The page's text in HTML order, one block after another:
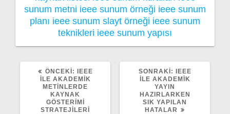
sunum metni ieee sunum örneği ieee sunum
planı ieee sunum slayt örneği ieee sunum
teknikleri ieee sunum yapısı
ÖNCEKI: ÖNCEKI
YAZI:
IEEE
ILE AKADEMIK
METINLERDE
KAYNAK
GÖSTERIMI
STRATEJILERI
SONRAKI: SONRAKI
YAZI:
IEEE
ILE AKADEMIK
YAYIN
HAZIRLARKEN
SIK YAPILAN
HATALAR